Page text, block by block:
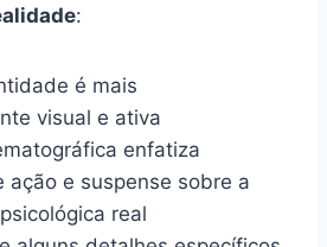
:
é mais
visual e ativa
enfatiza
ação e suspense sobre a
real